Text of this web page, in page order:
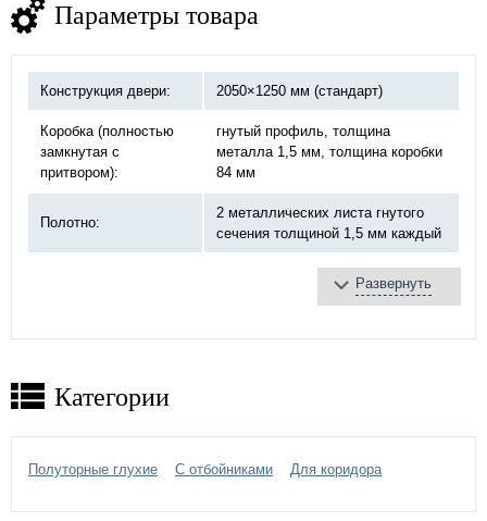
Параметры товара
Конструкция двери: 2050×1250 мм (стандарт)
Коробка (полностью
замкнутая с
притвором):
гнутый профиль, толщина
металла 1,5 мм, толщина коробки
84 мм
Полотно:
2 металлических листа гнутого
сечения толщиной 1,5 мм каждый
базальтовая плита
терморасширяющаяся
Петли:
4 шт, на закрытых подшипниках
Развернуть
Категории
Полуторные глухие С отбойниками Для коридора